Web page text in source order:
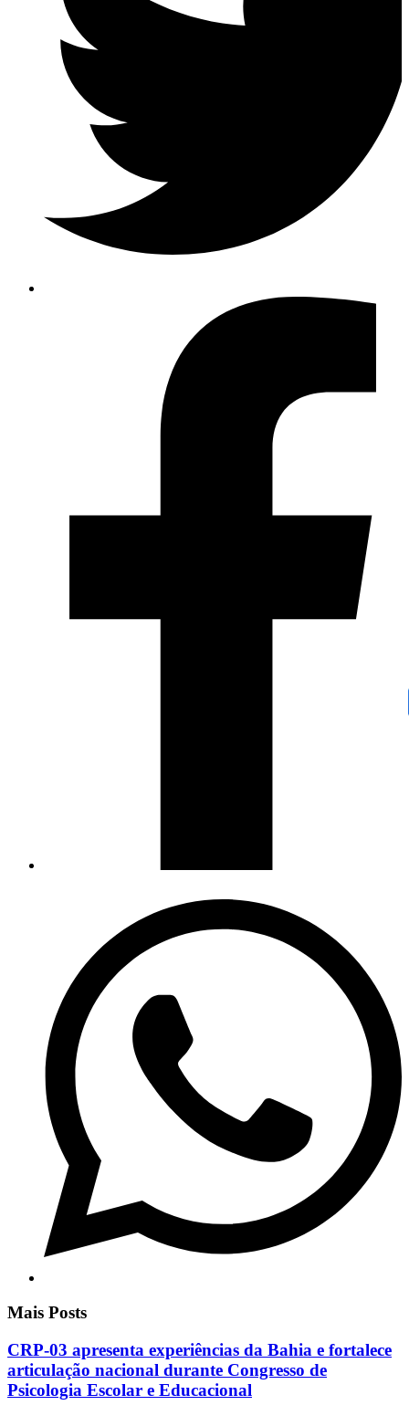
Mais Posts
CRP-03 apresenta experiências da Bahia e fortalece
articulação nacional durante Congresso de
Psicologia Escolar e Educacional